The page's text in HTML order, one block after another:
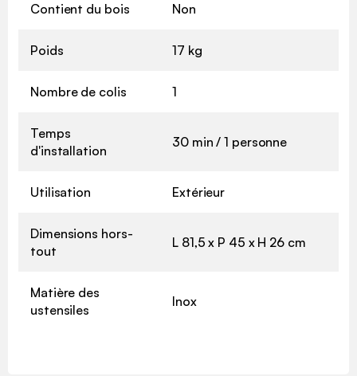
Contient du bois Non
Poids 17 kg
Nombre de colis 1
Temps
d'installation
30 min / 1 personne
Utilisation Extérieur
Dimensions hors-
tout
L 81,5 x P 45 x H 26 cm
Matière des
ustensiles
Inox